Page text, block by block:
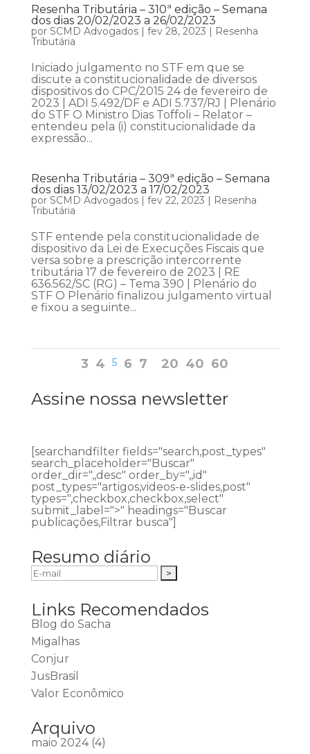
Resenha Tributária – 310ª edição – Semana
dos dias 20/02/2023 a 26/02/2023
por SCMD Advogados| fev 28, 2023 | Resenha
Tributária
Iniciado julgamento no STF em que se
discute a constitucionalidade de diversos
dispositivos do CPC/2015 24 de fevereiro de
2023 | ADI 5.492/DF e ADI 5.737/RJ | Plenário
do STF O Ministro Dias Toffoli – Relator –
entendeu pela (i) constitucionalidade da
expressão...
Resenha Tributária – 309ª edição – Semana
dos dias 13/02/2023 a 17/02/2023
por SCMD Advogados| fev 22, 2023 | Resenha
Tributária
STF entende pela constitucionalidade de
dispositivo da Lei de Execuções Fiscais que
versa sobre a prescrição intercorrente
tributária 17 de fevereiro de 2023 | RE
636.562/SC (RG) – Tema 390 | Plenário do
STF O Plenário finalizou julgamento virtual
e fixou a seguinte...
3 4 5 6 7 20 40 60
Assine nossa newsletter
[searchandfilter fields="search,post_types"
search_placeholder="Buscar"
order_dir=",,desc" order_by=",,id"
post_types="artigos,videos-e-slides,post"
types=",checkbox,checkbox,select"
submit_label=">" headings="Buscar
publicações,Filtrar busca"]
Resumo diário
Links Recomendados
Blog do Sacha
Migalhas
Conjur
JusBrasil
Valor Econômico
Arquivo
maio 2024(4)